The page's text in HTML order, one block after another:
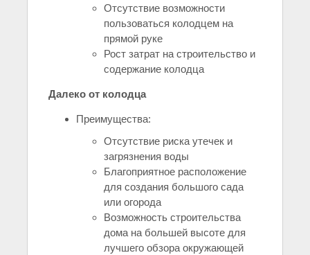
Отсутствие возможности
пользоваться колодцем на
прямой руке
Рост затрат на строительство и
содержание колодца
Далеко от колодца
Преимущества:
Отсутствие риска утечек и
загрязнения воды
Благоприятное расположение
для создания большого сада
или огорода
Возможность строительства
дома на большей высоте для
лучшего обзора окружающей